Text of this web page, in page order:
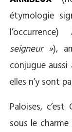
étymologie
l’occurrence)
seigneur »),
conjugue
elles n’y sont
Paloises,
sous le